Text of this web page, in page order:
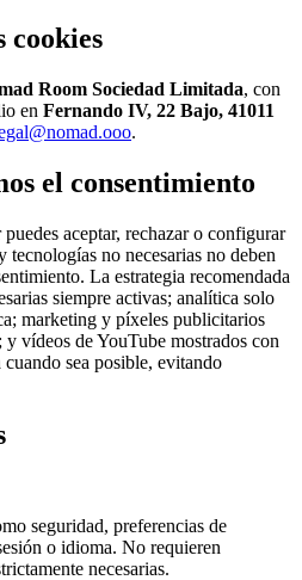
cookies
Room Sociedad Limitada, con
en Fernando IV, 22 Bajo, 41011
.
el consentimiento
aceptar, rechazar o configurar
tecnologías no necesarias no deben
La estrategia recomendada
siempre activas; analítica solo
marketing y píxeles publicitarios
vídeos de YouTube mostrados con
sea posible, evitando
seguridad, preferencias de
o idioma. No requieren
necesarias.